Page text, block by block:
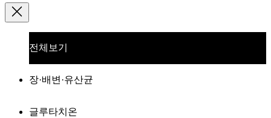
전체보기
장·배변·유산균
글루타치온